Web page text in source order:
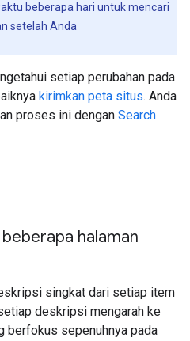
beberapa hari untuk mencari
setelah Anda
setiap perubahan pada
kirimkan peta situs. Anda
proses ini dengan Search
halaman
singkat dari setiap item
deskripsi mengarah ke
berfokus sepenuhnya pada